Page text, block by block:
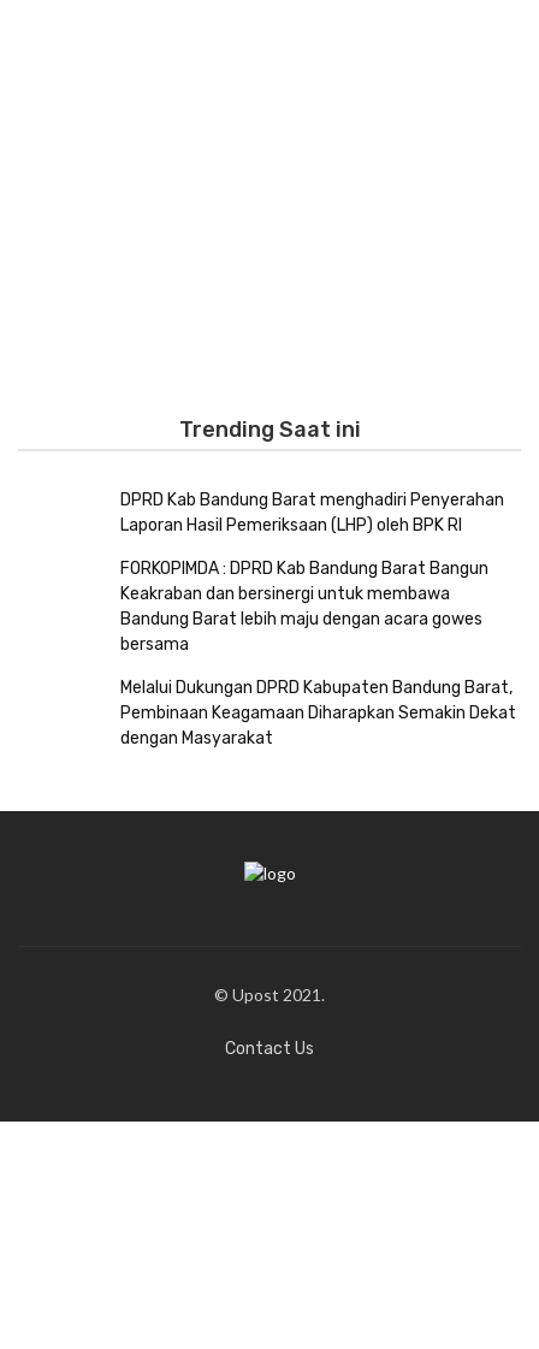
Trending Saat ini
DPRD Kab Bandung Barat menghadiri Penyerahan
Laporan Hasil Pemeriksaan (LHP) oleh BPK RI
FORKOPIMDA : DPRD Kab Bandung Barat Bangun
Keakraban dan bersinergi untuk membawa
Bandung Barat lebih maju dengan acara gowes
bersama
Melalui Dukungan DPRD Kabupaten Bandung Barat,
Pembinaan Keagamaan Diharapkan Semakin Dekat
dengan Masyarakat
© Upost 2021.
Contact Us